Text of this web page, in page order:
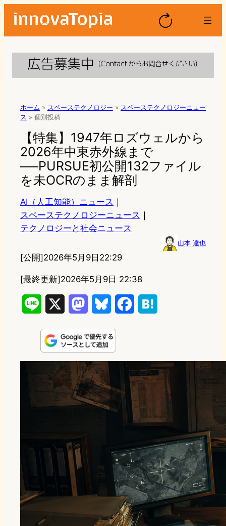
ホーム » スペーステクノロジー » スペーステクノロジーニュー
ス » 個別投稿
【特集】1947年ロズウェルから
2026年中東赤外線まで
──PURSUE初公開132ファイル
を未OCRのまま解剖
AI（人工知能）ニュース ｜
スペーステクノロジーニュース ｜
テクノロジーと社会ニュース
山本 達也
[公開]2026年5月9日22:29
[最終更新]2026年5月9日 22:38
n
e
s
t
o
d
u
e
e
b
o
o
e
n
a